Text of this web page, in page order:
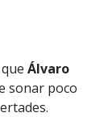
Álvaro
sonar poco